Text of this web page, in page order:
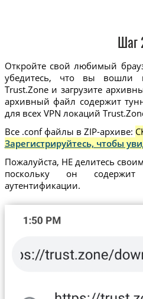
Шаг
Откройте свой любимый
убедитесь, что вы вошли
Trust.Zone и загрузите
архивный файл содержит
для всех VPN локаций
Все .conf файлы в ZIP-архиве:
Зарегистрируйтесь, чтобы
Пожалуйста, НЕ делитесь
поскольку он
аутентификации.